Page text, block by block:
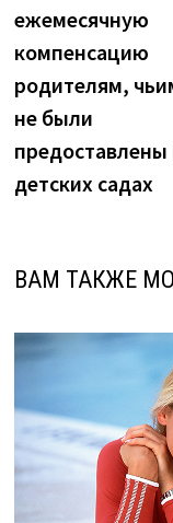
записям
ежемесячную
компенсацию
родителям,
не были
предоставлены
детских садах
ВАМ ТАКЖЕ